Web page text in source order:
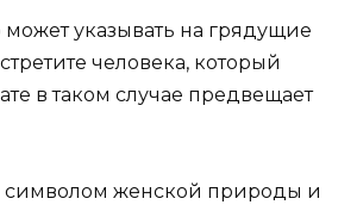
может указывать на грядущие
человека, который
в таком случае предвещает
символом женской природы и